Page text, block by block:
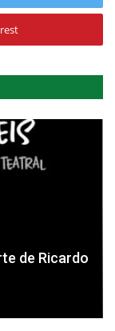
de Ricardo